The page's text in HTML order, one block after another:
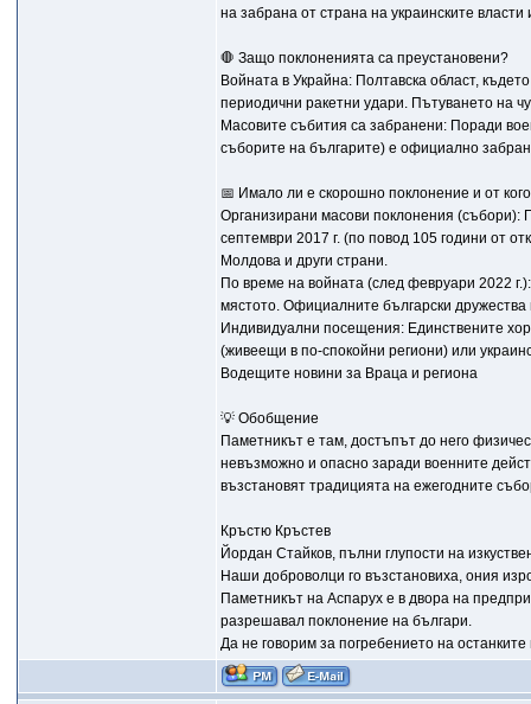
на забрана от страна на украинските
🛑 Защо поклоненията са преустановени?
Войната в Украйна: Полтавска област,
периодични ракетни удари. Пътуването на
Масовите събития са забранени: Поради
съборите на българите) е официално
📅 Имало ли е скорошно поклонение и от
Организирани масови поклонения (събори):
септември 2017 г. (по повод 105 години от
Молдова и други страни.
По време на войната (след февруари 2022
мястото. Официалните български
Индивидуални посещения: Единствените
(живеещи в по-спокойни региони) или
Водещите новини за Враца и региона
💡 Обобщение
Паметникът е там, достъпът до него
невъзможно и опасно заради военните
възстановят традицията на ежегодните
Кръстю Кръстев
Йордан Стайков, пълни глупости на
Наши доброволци го възстановиха, ония
Паметникът на Аспарух е в двора на
разрешавал поклонение на българи.
Да не говорим за погребението на